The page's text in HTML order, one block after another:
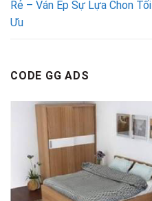
Rẻ – Ván Ép Sự Lựa Chon Tối
Ưu
CODE GG ADS